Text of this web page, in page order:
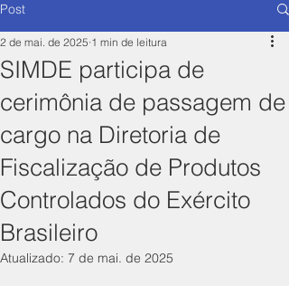
Post
SIMDE participa de
cerimônia de passagem de
cargo na Diretoria de
Fiscalização de Produtos
Controlados do Exército
Brasileiro
2 de mai. de 2025 1 min de leitura
Atualizado: 7 de mai. de 2025